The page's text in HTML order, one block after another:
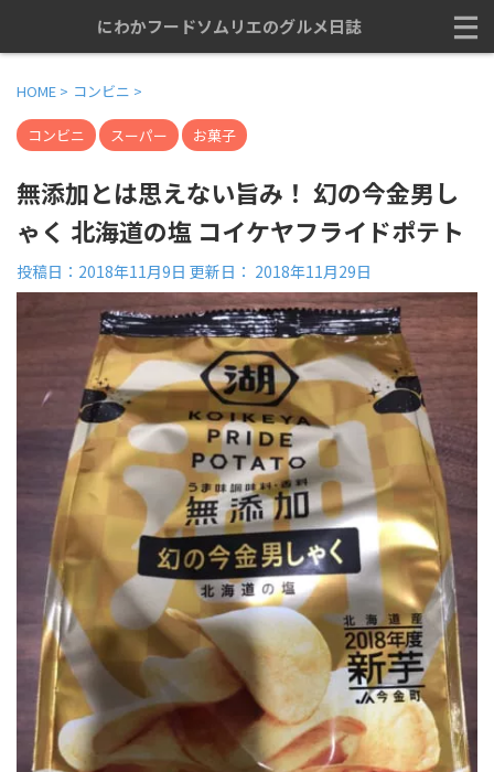
にわかフードソムリエのグルメ日誌
HOME > コンビニ >
コンビニ スーパー お菓子
無添加とは思えない旨み！ 幻の今金男し
ゃく 北海道の塩 コイケヤフライドポテト
投稿日：2018年11月9日 更新日： 2018年11月29日